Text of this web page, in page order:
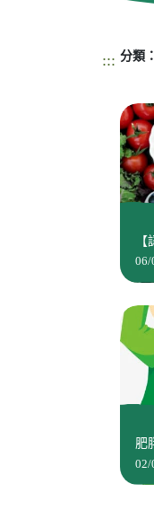
::: 分類：
研
06/
肥
02/